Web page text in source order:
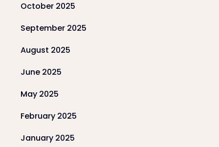
October 2025
September 2025
August 2025
June 2025
May 2025
February 2025
January 2025